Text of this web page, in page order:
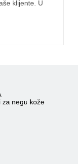
klijente. U
za negu kože